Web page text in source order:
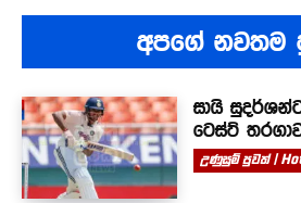
අපගේ නවතම
සායි
ටෙස්ට්
උණුසුම් පුවත් |